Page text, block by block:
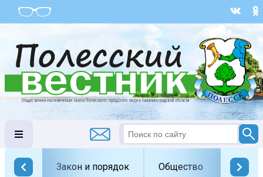
Закон и порядок Общество